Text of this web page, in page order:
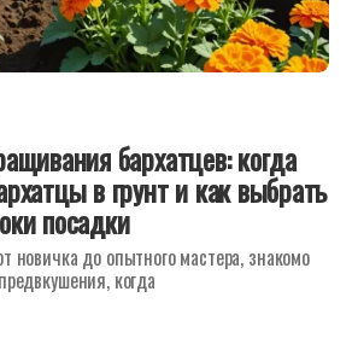
бархатцев: когда
в грунт и как выбрать
посадки
новичка до опытного мастера, знакомо
когда